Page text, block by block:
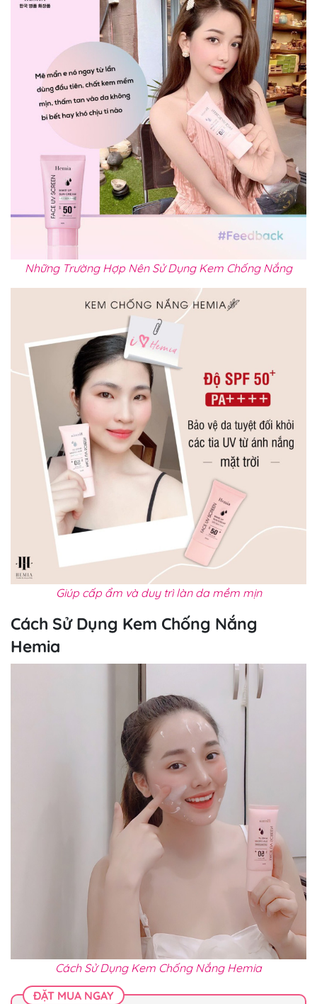
Những Trường Hợp Nên Sử Dụng Kem Chống Nắng
Giúp cấp ẩm và duy trì làn da mềm mịn
Cách Sử Dụng Kem Chống Nắng
Hemia
Cách Sử Dụng Kem Chống Nắng Hemia
ĐẶT MUA NGAY